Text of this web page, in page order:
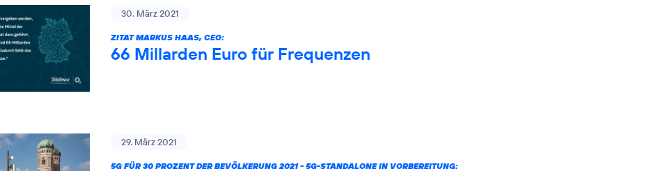
30. März 2021
ZITAT MARKUS HAAS, CEO:
66 Millarden Euro für Frequenzen
29. März 2021
5G FÜR 30 PROZENT DER BEVÖLKERUNG 2021 - 5G-STANDALONE IN VORBEREITUNG: